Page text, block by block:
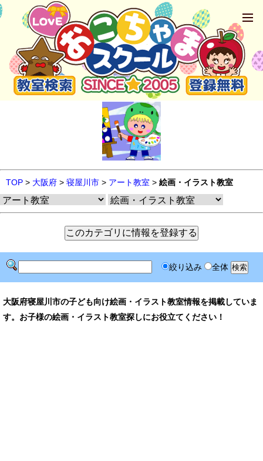
TOP > 大阪府 > 寝屋川市 > アート教室 > 絵画・イラスト教室
絞り込み 全体
大阪府寝屋川市の子ども向け絵画・イラスト教室情報を掲載していま
す。お子様の絵画・イラスト教室探しにお役立てください！